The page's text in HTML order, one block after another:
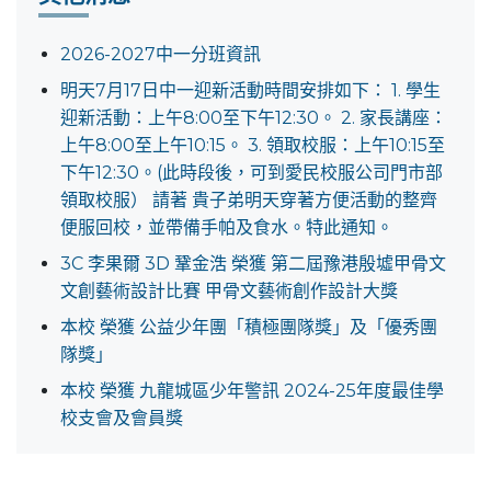
2026-2027中一分班資訊
明天7月17日中一迎新活動時間安排如下： 1. 學生
迎新活動：上午8:00至下午12:30。 2. 家長講座：
上午8:00至上午10:15。 3. 領取校服：上午10:15至
下午12:30。(此時段後，可到愛民校服公司門市部
領取校服） 請著 貴子弟明天穿著方便活動的整齊
便服回校，並帶備手帕及食水。特此通知。
3C 李果爾 3D 鞏金浩 榮獲 第二屆豫港殷墟甲骨文
文創藝術設計比賽 甲骨文藝術創作設計大獎
本校 榮獲 公益少年團「積極團隊獎」及「優秀團
隊獎」
本校 榮獲 九龍城區少年警訊 2024-25年度最佳學
校支會及會員獎